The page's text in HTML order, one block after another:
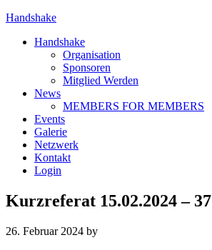
Handshake
Handshake
Organisation
Sponsoren
Mitglied Werden
News
MEMBERS FOR MEMBERS
Events
Galerie
Netzwerk
Kontakt
Login
Kurzreferat 15.02.2024 – 37
26. Februar 2024 by